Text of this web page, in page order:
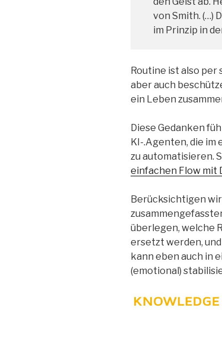
von Smith. (…)
im Prinzip in
Routine ist also
aber auch
ein Leben
Diese Gedanken
KI-.Agenten, die im
zu automatisieren.
einfachen Flow mit
Berücksichtigen
überlegen, welche
ersetzt werden,
kann eben auch in
(emotional)